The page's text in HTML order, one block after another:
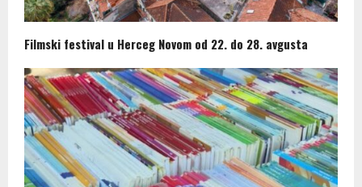
Filmski festival u Herceg Novom od 22. do 28. avgusta